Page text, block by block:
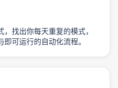
找出你每天重复的模式，
可运行的自动化流程。